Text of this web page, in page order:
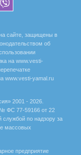
сайте, защищены в
об
на www.vesti-
www.vesti-yamal.ru
2001 - 2026.
ФС 77-59166 от 22
службой по надзору за
массовых
предприятие